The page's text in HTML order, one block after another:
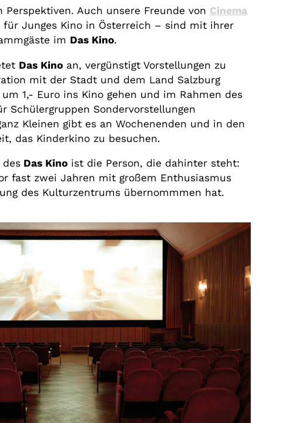
Perspektiven. Auch unsere Freunde von Cinema
Junges Kino in Österreich – sind mit ihrer
im Das Kino.
Das Kino an, vergünstigt Vorstellungen zu
mit der Stadt und dem Land Salzburg
1,- Euro ins Kino gehen und im Rahmen des
Schülergruppen Sondervorstellungen
Kleinen gibt es an Wochenenden und in den
das Kinderkino zu besuchen.
des Das Kino ist die Person, die dahinter steht:
fast zwei Jahren mit großem Enthusiasmus
des Kulturzentrums übernommmen hat.